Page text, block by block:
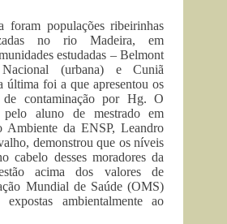
foram populações ribeirinhas
no rio Madeira, em
estudadas – Belmont
(urbana) e Cuniã
última foi a que apresentou os
de contaminação por Hg. O
pelo aluno de mestrado em
Ambiente da ENSP, Leandro
demonstrou que os níveis
cabelo desses moradores da
acima dos valores de
Mundial de Saúde (OMS)
ambientalmente ao